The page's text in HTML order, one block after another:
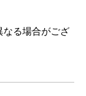
る場合がござ